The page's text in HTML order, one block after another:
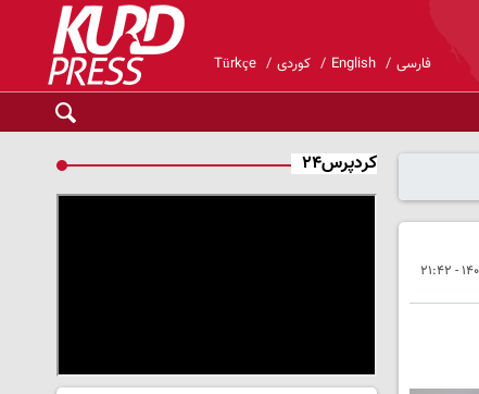
فارسی English کوردی Türkçe
کردپرس۲۴